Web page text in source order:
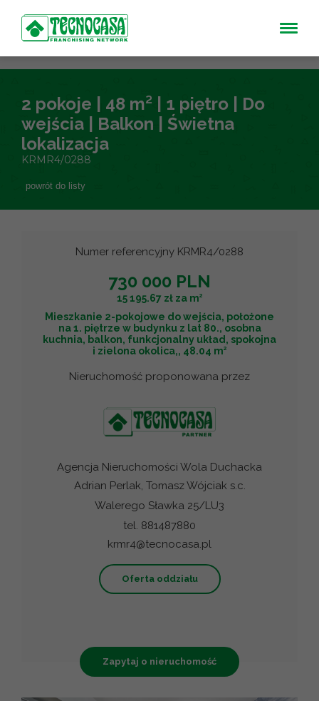
2 pokoje | 48 m² | 1 piętro | Do
wejścia | Balkon | Świetna
lokalizacja
KRMR4/0288
powrót do listy
Numer referencyjny KRMR4/0288
730 000 PLN
15 195.67 zł za m2
Mieszkanie 2-pokojowe do wejścia, położone
na 1. piętrze w budynku z lat 80., osobna
kuchnia, balkon, funkcjonalny układ, spokojna
i zielona okolica,, 48.04 m2
Nieruchomość proponowana przez
Agencja Nieruchomości Wola Duchacka
Adrian Perlak, Tomasz Wójciak s.c.
Walerego Sławka 25/LU3
tel. 881487880
krmr4@tecnocasa.pl
Oferta oddziału
Zapytaj o nieruchomość